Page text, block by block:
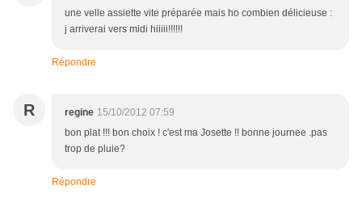
une velle assiette vite préparée mais ho combien délicieuse :
j arriverai vers midi hiiiii!!!!!!
Répondre
R regine 15/10/2012 07:59
bon plat !!! bon choix ! c'est ma Josette !! bonne journee .pas
trop de pluie?
Répondre